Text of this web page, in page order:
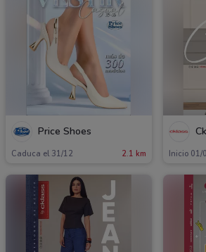
Price Shoes
Caduca el 31/12 2.1 km Inicio 01/